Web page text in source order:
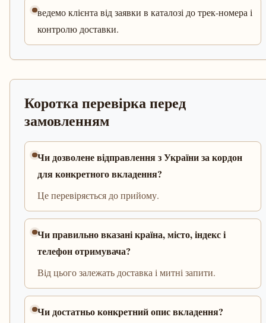
ведемо клієнта від заявки в каталозі до трек-номера і
контролю доставки.
Коротка перевірка перед
замовленням
Чи дозволене відправлення з України за кордон
для конкретного вкладення?
Це перевіряється до прийому.
Чи правильно вказані країна, місто, індекс і
телефон отримувача?
Від цього залежать доставка і митні запити.
Чи достатньо конкретний опис вкладення?